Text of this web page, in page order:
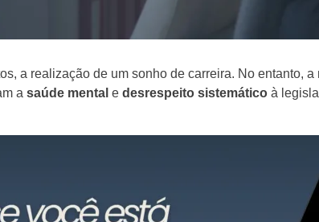
a realização de um sonho de carreira. No entanto,
a saúde mental e desrespeito sistemático à